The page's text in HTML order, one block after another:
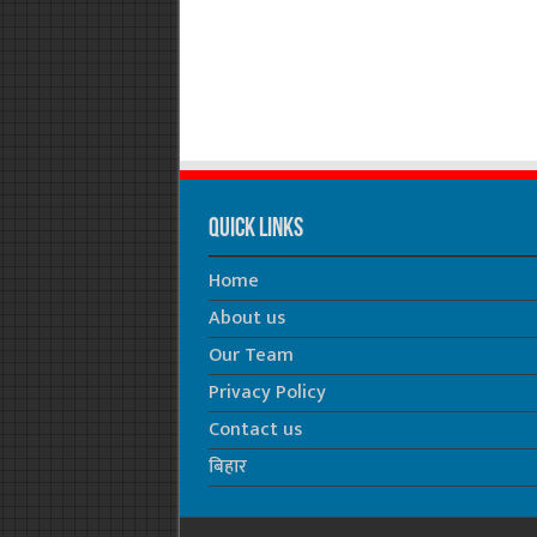
Quick Links
Home
About us
Our Team
Privacy Policy
Contact us
बिहार